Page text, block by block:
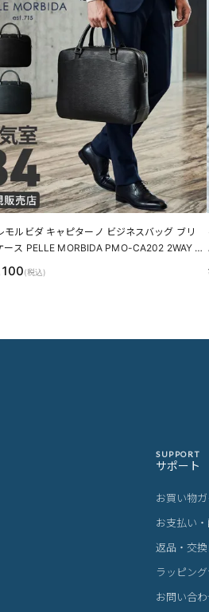
モルビダ キャピターノ ビジネスバッグ ブリ
ース PELLE MORBIDA PMO-CA202 2WAY 2
ファイル B4用紙
(税込)
SUPPORT
サポート
お買い物
お支払い
返品・交
ラッピン
お問い合